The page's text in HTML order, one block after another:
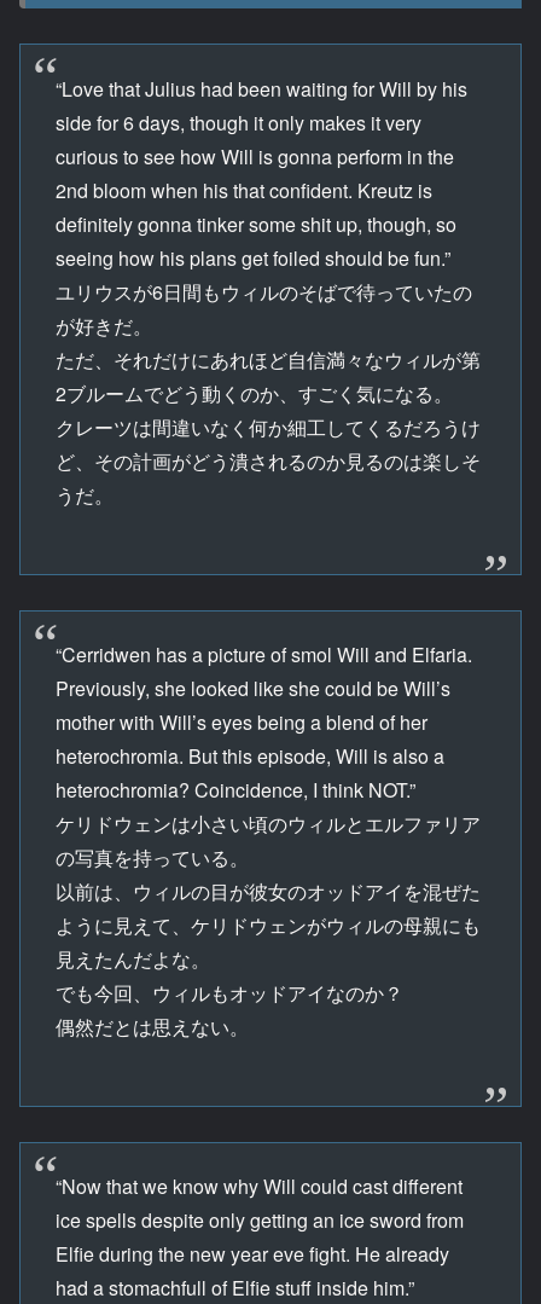
“Love that Julius had been waiting for Will by his
side for 6 days, though it only makes it very
curious to see how Will is gonna perform in the
2nd bloom when his that confident. Kreutz is
definitely gonna tinker some shit up, though, so
seeing how his plans get foiled should be fun.”
ユリウスが6日間もウィルのそばで待っていたの
が好きだ。
ただ、それだけにあれほど自信満々なウィルが第
2ブルームでどう動くのか、すごく気になる。
クレーツは間違いなく何か細工してくるだろうけ
ど、その計画がどう潰されるのか見るのは楽しそ
うだ。
“Cerridwen has a picture of smol Will and Elfaria.
Previously, she looked like she could be Will’s
mother with Will’s eyes being a blend of her
heterochromia. But this episode, Will is also a
heterochromia? Coincidence, I think NOT.”
ケリドウェンは小さい頃のウィルとエルファリア
の写真を持っている。
以前は、ウィルの目が彼女のオッドアイを混ぜた
ように見えて、ケリドウェンがウィルの母親にも
見えたんだよな。
でも今回、ウィルもオッドアイなのか？
偶然だとは思えない。
“Now that we know why Will could cast different
ice spells despite only getting an ice sword from
Elfie during the new year eve fight. He already
had a stomachfull of Elfie stuff inside him.”